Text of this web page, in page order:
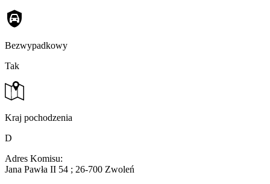
Bezwypadkowy
Tak
Kraj pochodzenia
D
Adres Komisu:
Jana Pawła II 54 ; 26-700 Zwoleń